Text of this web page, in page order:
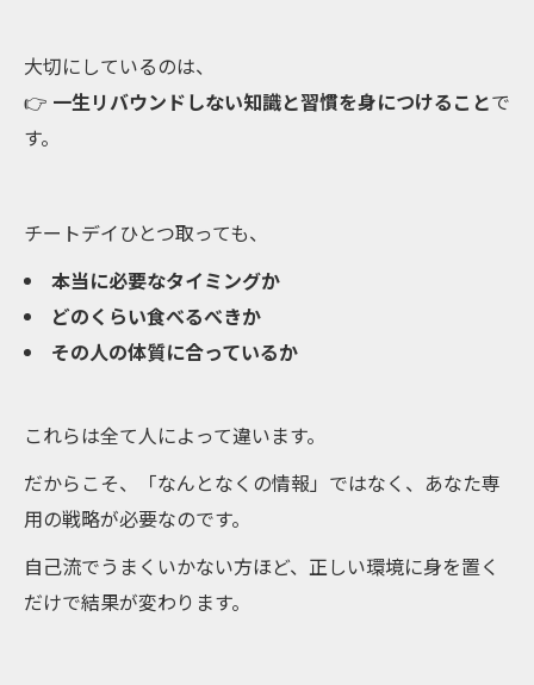
大切にしているのは、
👉 一生リバウンドしない知識と習慣を身につけることで
す。
チートデイひとつ取っても、
本当に必要なタイミングか
どのくらい食べるべきか
その人の体質に合っているか
これらは全て人によって違います。
だからこそ、「なんとなくの情報」ではなく、あなた専
用の戦略が必要なのです。
自己流でうまくいかない方ほど、正しい環境に身を置く
だけで結果が変わります。